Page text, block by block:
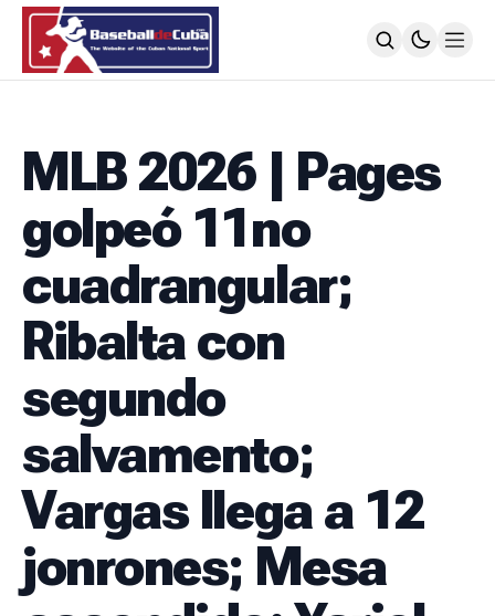
MLB
TODOS LOS JUEGOS
SIGUIENDO A LOS CUBANOS
CALENDARIO
POSICIONES
NOTICIAS
POSTEMPORADA
POSICIONES
SUBVALORADOS DEL BÉISBOL CUBANO
SERIES NACIONALES
EVENTOS INTERNACIONALES
CLÁSICO MUNDIAL DE BÉISBOL 2026
BÉISBOL INTERNACIONAL
MLB 2026 | Pages
golpeó 11no
cuadrangular;
Ribalta con
segundo
salvamento;
Vargas llega a 12
jonrones; Mesa